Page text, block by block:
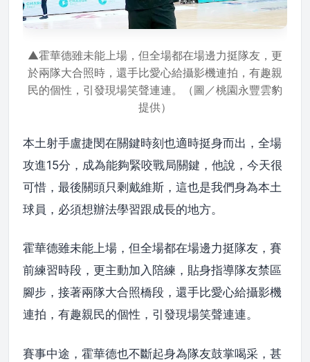
▲霍華德雖未能上場，但全場都在場邊力挺隊友，更
於兩隊大合照時，還手比愛心給攝影機連拍，有趣親
民的個性，引發現場笑聲連連。（圖／桃園永豐雲豹
提供）
本土射手盧捷閔在關鍵時刻也適時挺身而出，全場
攻進15分，成為能夠緊咬戰局關鍵，他說，今天很
可惜，最後關頭只剩戴維斯，這也是我們身為本土
球員，必須想辦法學習跟成長的地方。
霍華德雖未能上場，但全場都在場邊力挺隊友，賽
前練習時段，更主動加入陪練，貼身指導隊友禁區
腳步，接著兩隊大合照橋段，還手比愛心給攝影機
連拍，有趣親民的個性，引發現場笑聲連連。
賽事中途，霍華德也不斷起身為隊友鼓掌喝采，甚